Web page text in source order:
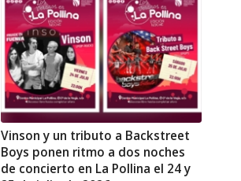
Vinson y un tributo a Backstreet
Boys ponen ritmo a dos noches
de concierto en La Pollina el 24 y